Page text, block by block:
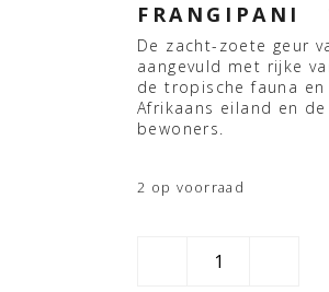
FRANGIPANI
De zacht-zoete geur
aangevuld met rijke
de tropische fauna
Afrikaans eiland en
bewoners.
2 op voorraad